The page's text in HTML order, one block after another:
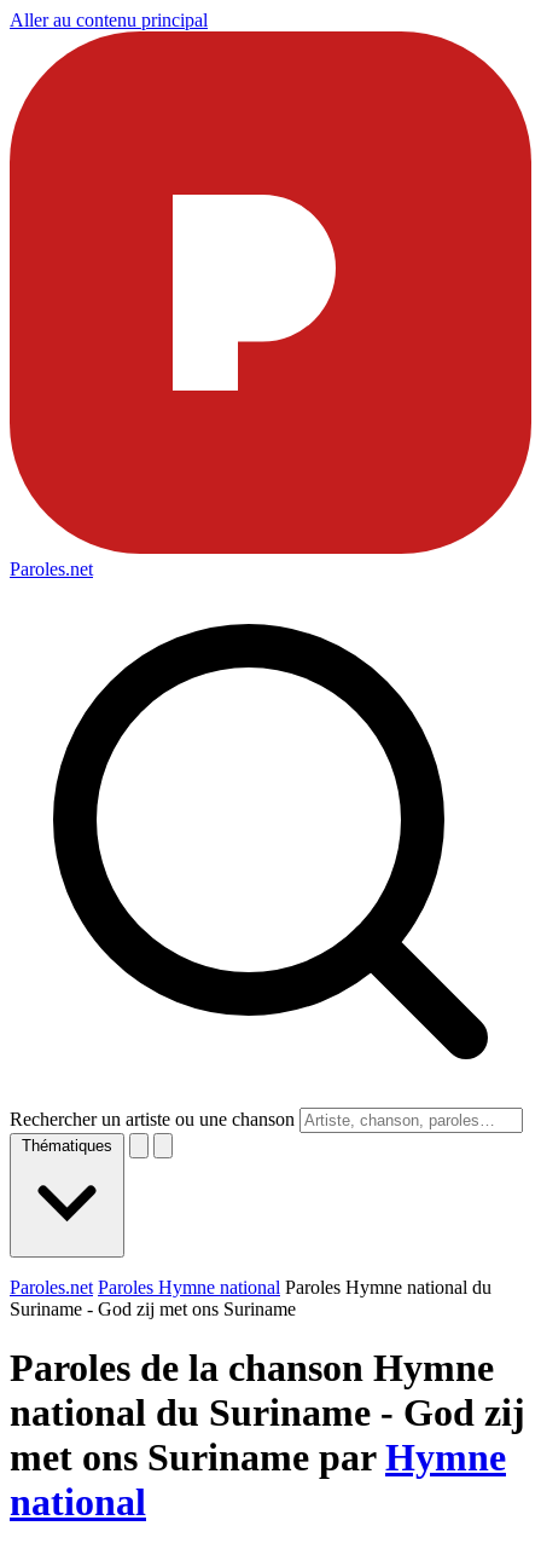
Aller au contenu principal
Paroles.net
Rechercher un artiste ou une chanson
Thématiques
Paroles.net Paroles Hymne national Paroles Hymne national du
Suriname - God zij met ons Suriname
Paroles de la chanson Hymne
national du Suriname - God zij
met ons Suriname parHymne
national